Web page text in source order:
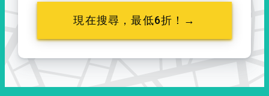
現在搜尋，最低6折！→